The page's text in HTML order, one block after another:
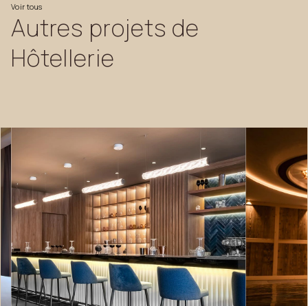
Voirtous
Autres projets de
Hôtellerie